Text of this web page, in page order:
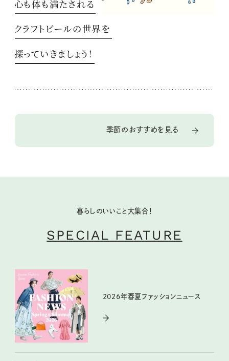
心も体も満たされる
クラフトビールの世界を
探っていきましょう！
季節のおすすめを見る
暮らしのいいこと大集合！
SPECIAL FEATURE
2026年春夏ファッションニュース